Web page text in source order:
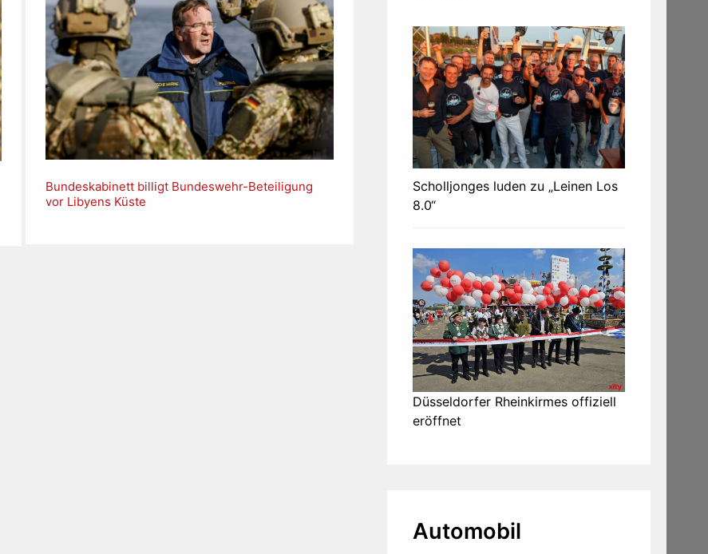
Bundeskabinett billigt Bundeswehr-Beteiligung
vor Libyens Küste
Scholljonges luden zu „Leinen Los
8.0“
Düsseldorfer Rheinkirmes offiziell
eröffnet
Automobil